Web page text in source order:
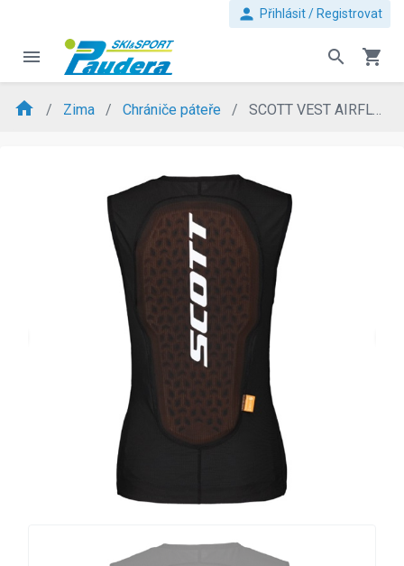
person Přihlásit / Registrovat
menu search shopping_cart
home Zima Chrániče páteře SCOTT VEST AIRFLOW WS